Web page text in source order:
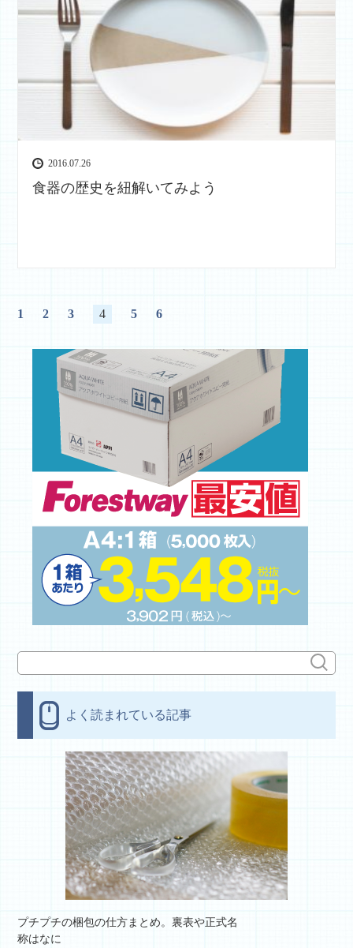
2016.07.26
食器の歴史を紐解いてみよう
1 2 3 4 5 6
よく読まれている記事
プチプチの梱包の仕方まとめ。裏表や正式名
称はなに